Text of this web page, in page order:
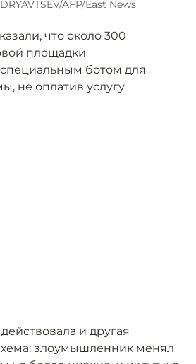
AFP/East News
что около 300
площадки
ботом для
не оплатив услугу
и другая
: злоумышленник менял